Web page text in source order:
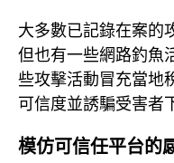
大多數已記錄在案的
但也有一些網路釣魚
些攻擊活動冒充當地
可信度並誘騙受害者
模仿可信任平台的